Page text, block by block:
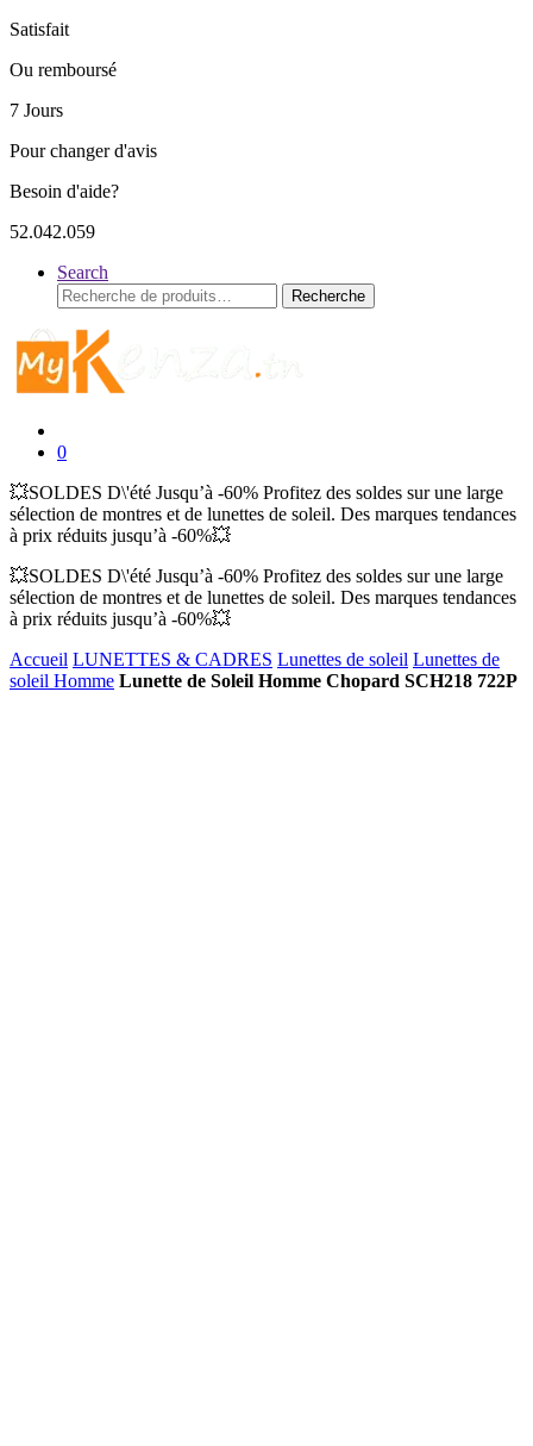
Satisfait
Ou remboursé
7 Jours
Pour changer d'avis
Besoin d'aide?
52.042.059
Search
Recherche
pour :
Recherche
0
💥SOLDES D\'été Jusqu’à -60% Profitez des soldes sur une large
sélection de montres et de lunettes de soleil. Des marques tendances
à prix réduits jusqu’à -60%💥
💥SOLDES D\'été Jusqu’à -60% Profitez des soldes sur une large
sélection de montres et de lunettes de soleil. Des marques tendances
à prix réduits jusqu’à -60%💥
Accueil LUNETTES & CADRES Lunettes de soleil Lunettes de
soleil Homme Lunette de Soleil Homme Chopard SCH218 722P